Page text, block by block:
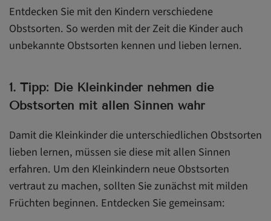
4. Tipp: Gestalten Sie Obstmahlzeiten zu spannenden
Abenteuern
5. Tipp: Für hartnäckige Obstverweigerer
Fazit
Entdecken Sie mit den Kindern verschiedene
Obstsorten. So werden mit der Zeit die Kinder auch
unbekannte Obstsorten kennen und lieben lernen.
1. Tipp: Die Kleinkinder nehmen die
Obstsorten mit allen Sinnen wahr
Damit die Kleinkinder die unterschiedlichen Obstsorten
lieben lernen, müssen sie diese mit allen Sinnen
erfahren. Um den Kleinkindern neue Obstsorten
vertraut zu machen, sollten Sie zunächst mit milden
Früchten beginnen. Entdecken Sie gemeinsam: